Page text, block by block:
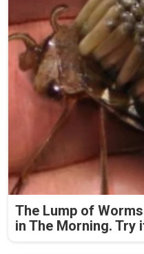
The Lump of
in The Morning. Try